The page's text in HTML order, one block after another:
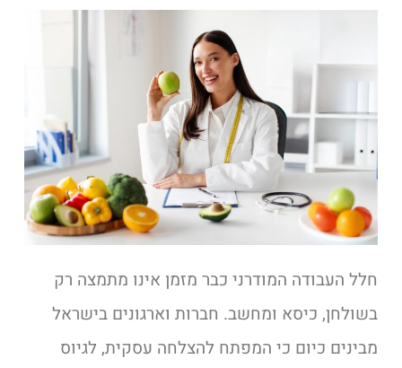
חלל העבודה המודרני כבר מזמן אינו מתמצה רק
בשולחן, כיסא ומחשב. חברות וארגונים בישראל
מבינים כיום כי המפתח להצלחה עסקית, לגיוס